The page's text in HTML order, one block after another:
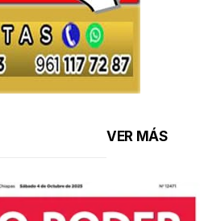
VER MÁS